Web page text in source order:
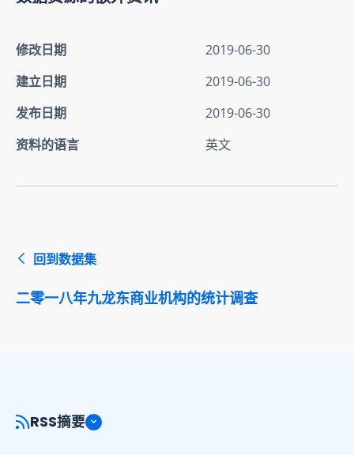
修改日期
2019-06-30
建立日期
2019-06-30
发布日期
2019-06-30
资料的语言
英文
回到数据集
二零一八年九龙东商业机构的统计调查
RSS摘要